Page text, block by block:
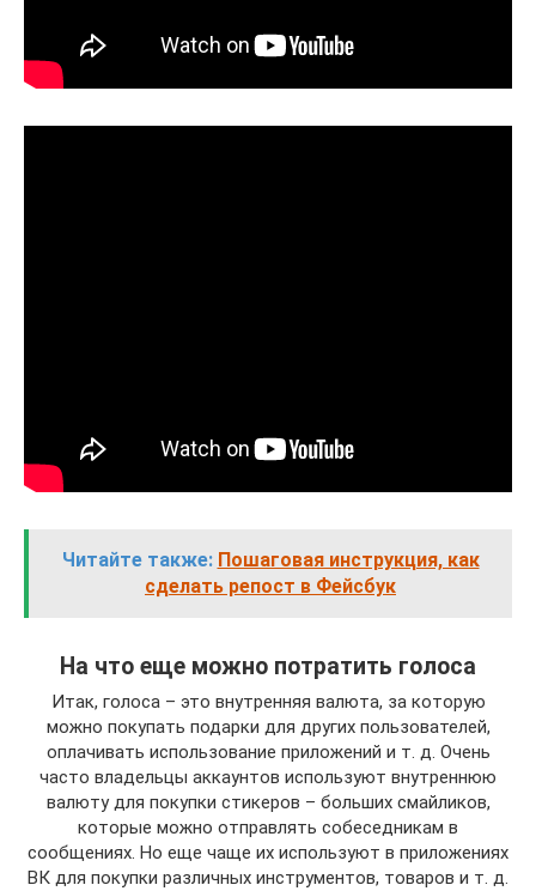
Читайте также: Пошаговая инструкция, как
сделать репост в Фейсбук
На что еще можно потратить голоса
Итак, голоса – это внутренняя валюта, за которую
можно покупать подарки для других пользователей,
оплачивать использование приложений и т. д. Очень
часто владельцы аккаунтов используют внутреннюю
валюту для покупки стикеров – больших смайликов,
которые можно отправлять собеседникам в
сообщениях. Но еще чаще их используют в приложениях
ВК для покупки различных инструментов, товаров и т. д.